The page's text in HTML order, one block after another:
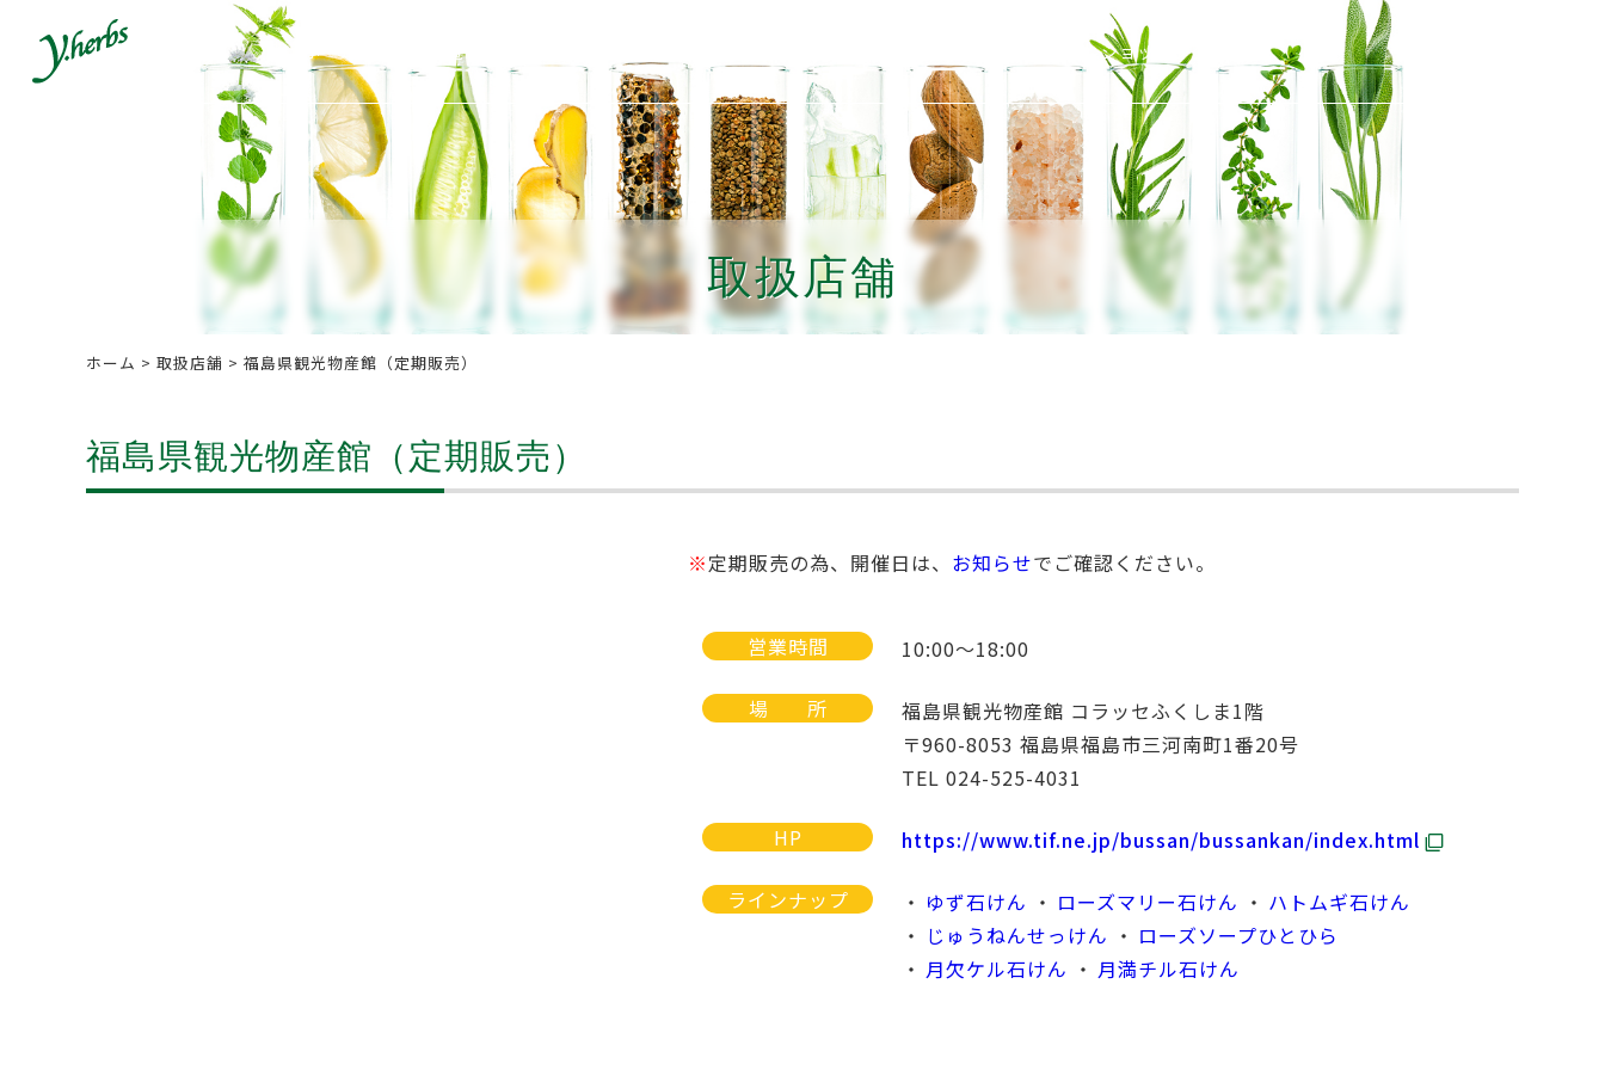
ホーム 商品一覧 ショッピング
取扱店舗
ホーム > 取扱店舗 > 福島県観光物産館（定期販売）
福島県観光物産館（定期販売）
※定期販売の為、開催日は、 お知らせでご確認ください。
営業時間 10:00～18:00
場 所
福島県観光物産館 コラッセふくしま1階
〒960-8053 福島県福島市三河南町1番20号
TEL 024-525-4031
HP https://www.tif.ne.jp/bussan/bussankan/index.html
ラインナップ ゆず石けん ローズマリー石けん
ハトムギ石けん
じゅうねんせっけん
ローズソープひとひら
月欠ケル石けん
月満チル石けん